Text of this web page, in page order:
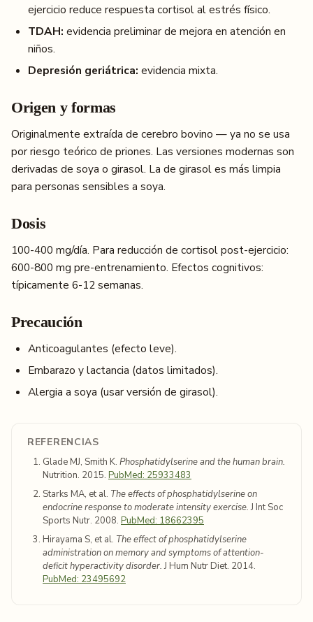
ejercicio reduce respuesta cortisol al estrés físico.
TDAH: evidencia preliminar de mejora en atención en
niños.
Depresión geriátrica: evidencia mixta.
Origen y formas
Originalmente extraída de cerebro bovino — ya no se usa
por riesgo teórico de priones. Las versiones modernas son
derivadas de soya o girasol. La de girasol es más limpia
para personas sensibles a soya.
Dosis
100-400 mg/día. Para reducción de cortisol post-ejercicio:
600-800 mg pre-entrenamiento. Efectos cognitivos:
típicamente 6-12 semanas.
Precaución
Anticoagulantes (efecto leve).
Embarazo y lactancia (datos limitados).
Alergia a soya (usar versión de girasol).
REFERENCIAS
Glade MJ, Smith K. Phosphatidylserine and the human brain.
Nutrition. 2015. PubMed: 25933483
Starks MA, et al. The effects of phosphatidylserine on
endocrine response to moderate intensity exercise.J Int Soc
Sports Nutr. 2008. PubMed: 18662395
Hirayama S, et al. The effect of phosphatidylserine
administration on memory and symptoms of attention-
deficit hyperactivity disorder.J Hum Nutr Diet. 2014.
PubMed: 23495692